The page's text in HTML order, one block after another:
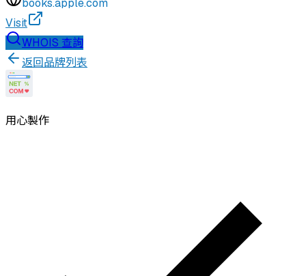
Visit
WHOIS 查詢
返回品牌列表
用心製作